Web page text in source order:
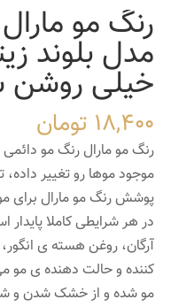
رنگ مو
مدل بلوند
خیلی روشن
18,400 تومان
رنگ مو مارال رنگ مو
موجود موها رو تغییر داده،
پوشش رنگ مو مارال برای
در هر شرایطی کاملا
آرگان، روغن هسته ی
کننده و حالت دهنده ی مو
مو شده و از خشک شدن و